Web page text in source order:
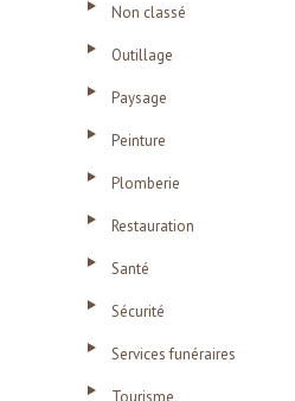
Non classé
Outillage
Paysage
Peinture
Plomberie
Restauration
Santé
Sécurité
Services funéraires
Tourisme